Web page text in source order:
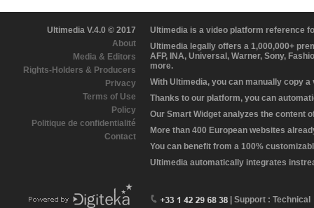
Ultimedia V.4.0 © 2017
About
Media & Editors
Rights-Holders & Producers
Privacy
Terms of Use
Policy
Politique de confidentialité
Contact
Ultimedia is a video platform reference
Ultimedia legally offers a 1,000,000+
AFP, INA, Universal, Warner, Sony,
more.
With Ultimedia, you can manually copy
Thanks to our platform, you can
Our Smart Widget analyzes the content
More than 400 European websites
You can benefit from a 100%
Ultimedia automatically integrates
| Support : Technical